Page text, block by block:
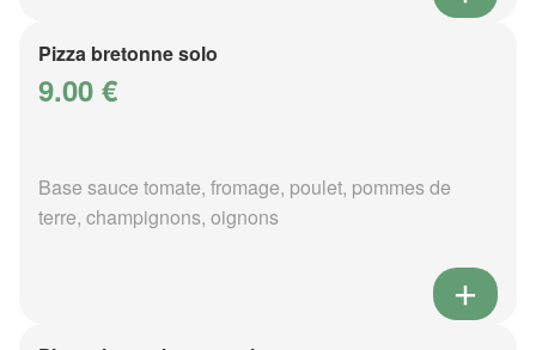
Pizza bretonne solo
9.00 €
Base sauce tomate, fromage, poulet, pommes de
terre, champignons, oignons